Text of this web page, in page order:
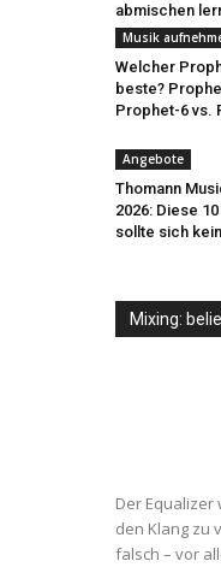
abmischen
Musik
Welcher
beste?
Prophet-6 vs.
Angebote
Thomann
2026: Diese
sollte sich
Mixing:
Der Equalizer
den Klang zu
falsch – vor